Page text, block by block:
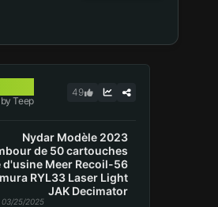
Teep
49
Nydar Modèle 2023
de 50 cartouches
d'usine Meer Recoil-56
RYL33 Laser Light
JAK Decimator
25/2025